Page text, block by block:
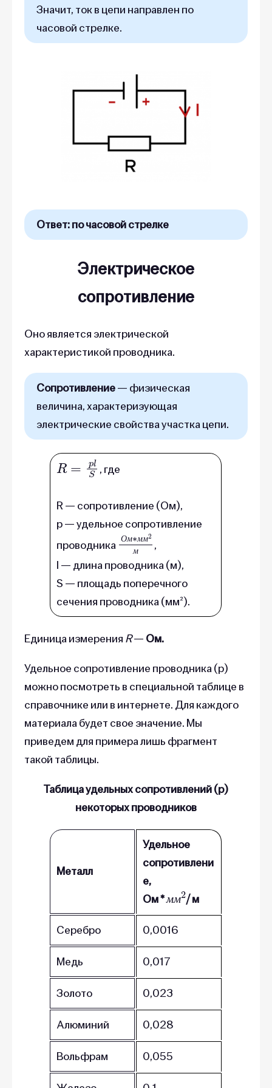
Значит, ток в цепи направлен по
часовой стрелке.
Ответ: по часовой стрелке
Электрическое
сопротивление
Оно является электрической
характеристикой проводника.
Сопротивление— физическая
величина, характеризующая
электрические свойства участка цепи.
R= S
, где
R — сопротивление (Ом),
p — удельное сопротивление
проводника
Ом∗м
,
l — длина проводника (м),
S — площадь поперечного
сечения проводника (мм²).
Единица измерения R— Ом.
Удельное сопротивление проводника (p)
можно посмотреть в специальной таблице в
справочнике или в интернете. Для каждого
материала будет свое значение. Мы
приведем для примера лишь фрагмент
такой таблицы.
Таблица удельных сопротивлений (p)
некоторых проводников
Металл
Удельное
сопротивлени
е,
Ом *
мм
м
/ м
Серебро 0,0016
Медь 0,017
Золото 0,023
Алюминий 0,028
Вольфрам 0,055